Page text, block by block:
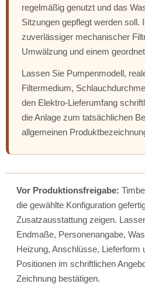
regelmäßig genutzt und das
Sitzungen gepflegt werden soll.
zuverlässiger mechanischer
Umwälzung und einem
Lassen Sie Pumpenmodell,
Filtermedium,
den Elektro-Lieferumfang
die Anlage zum tatsächlichen
allgemeinen
Vor Produktionsfreigabe:
die gewählte Konfiguration
Zusatzausstattung zeigen.
Endmaße, Personenangabe,
Heizung, Anschlüsse, Lieferform
Positionen im schriftlichen
Zeichnung bestätigen.